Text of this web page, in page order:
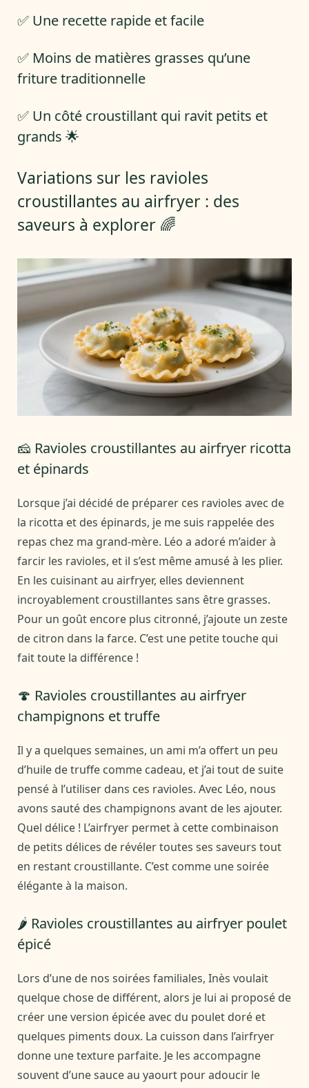
✅ Une recette rapide et facile
✅ Moins de matières grasses qu’une
friture traditionnelle
✅ Un côté croustillant qui ravit petits et
grands 🌟
Variations sur les ravioles
croustillantes au airfryer : des
saveurs à explorer 🌈
🧀 Ravioles croustillantes au airfryer ricotta
et épinards
Lorsque j’ai décidé de préparer ces ravioles avec de
la ricotta et des épinards, je me suis rappelée des
repas chez ma grand-mère. Léo a adoré m’aider à
farcir les ravioles, et il s’est même amusé à les plier.
En les cuisinant au airfryer, elles deviennent
incroyablement croustillantes sans être grasses.
Pour un goût encore plus citronné, j’ajoute un zeste
de citron dans la farce. C’est une petite touche qui
fait toute la différence !
🍄 Ravioles croustillantes au airfryer
champignons et truffe
Il y a quelques semaines, un ami m’a offert un peu
d’huile de truffe comme cadeau, et j’ai tout de suite
pensé à l’utiliser dans ces ravioles. Avec Léo, nous
avons sauté des champignons avant de les ajouter.
Quel délice ! L’airfryer permet à cette combinaison
de petits délices de révéler toutes ses saveurs tout
en restant croustillante. C’est comme une soirée
élégante à la maison.
🌶️ Ravioles croustillantes au airfryer poulet
épicé
Lors d’une de nos soirées familiales, Inès voulait
quelque chose de différent, alors je lui ai proposé de
créer une version épicée avec du poulet doré et
quelques piments doux. La cuisson dans l’airfryer
donne une texture parfaite. Je les accompagne
souvent d’une sauce au yaourt pour adoucir le